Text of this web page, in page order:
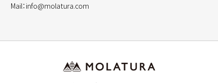
Mail：info@molatura.com